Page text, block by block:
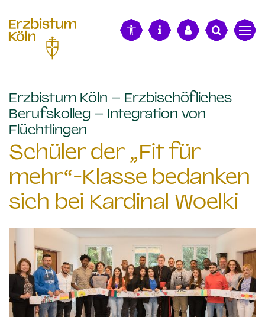
Erzbistum Köln – Erzbischöfliches
Berufskolleg – Integration von
Flüchtlingen
Schüler der „Fit für
mehr“-Klasse bedanken
sich bei Kardinal Woelki